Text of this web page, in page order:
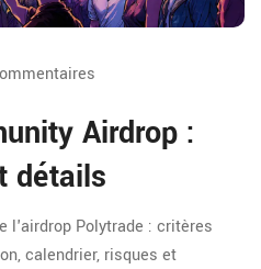
Airdrop :
détails
l'airdrop Polytrade : critères
calendrier, risques et